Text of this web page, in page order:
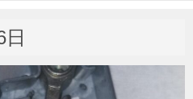
日